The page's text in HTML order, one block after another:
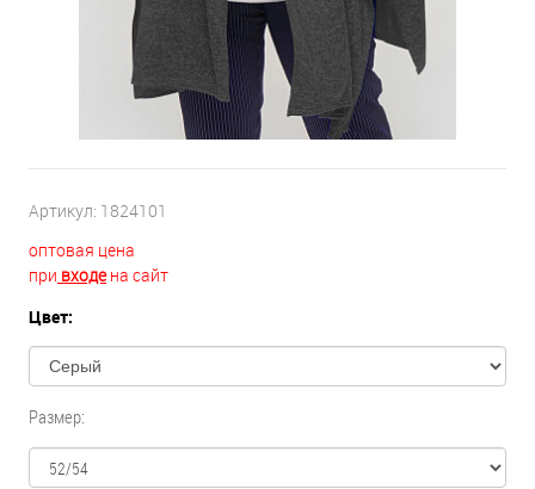
Артикул: 1824101
оптовая цена
при входена сайт
Цвет:
Размер: